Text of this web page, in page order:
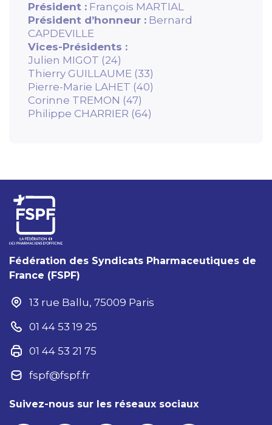
Président : François MARTIAL
Président d’honneur : Bernard
CAPDEVILLE
Vices-Présidents :
Julien MIGOT (24)
Thierry GUILLAUME (33)
Pierre-Marie LAHET (40)
Corinne TREMON (47)
Philippe CHARRIER (64)
Fédération des Syndicats Pharmaceutiques de
France (FSPF)
13 rue Ballu, 75009 Paris
01 44 53 19 25
01 44 53 21 75
fspf@fspf.fr
Suivez-nous sur les réseaux sociaux